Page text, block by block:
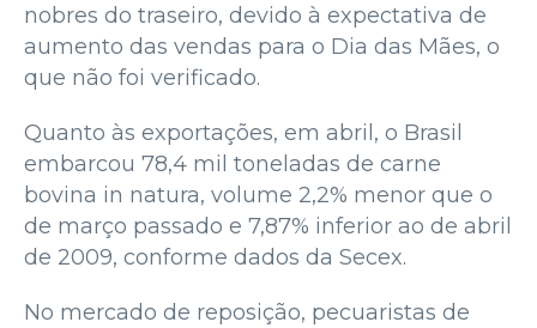
nobres do traseiro, devido à expectativa de
aumento das vendas para o Dia das Mães, o
que não foi verificado.
Quanto às exportações, em abril, o Brasil
embarcou 78,4 mil toneladas de carne
bovina in natura, volume 2,2% menor que o
de março passado e 7,87% inferior ao de abril
de 2009, conforme dados da Secex.
No mercado de reposição, pecuaristas de